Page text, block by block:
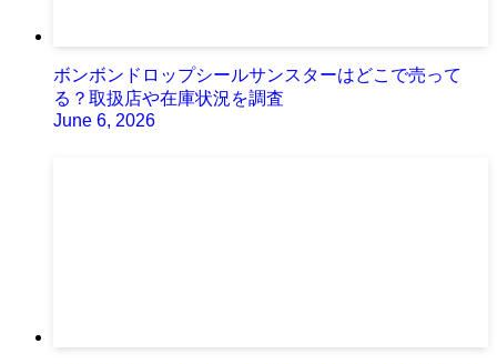
ボンボンドロップシールサンスターはどこで売って
る？取扱店や在庫状況を調査
June 6, 2026